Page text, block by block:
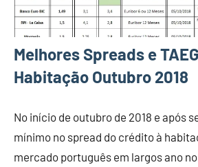
Melhores Spreads e
Habitação Outubro 2018
No início de outubro de 2018 e após
mínimo no spread do crédito à
mercado português em largos ano